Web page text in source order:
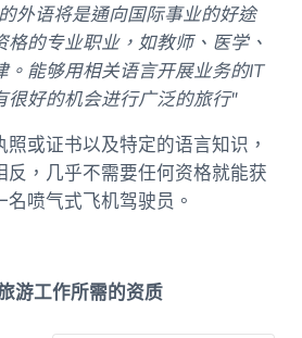
外语将是通向国际事业的好途
的专业职业，如教师、医学、
。能够用相关语言开展业务的IT
很好的机会进行广泛的旅行"
或证书以及特定的语言知识，
反，几乎不需要任何资格就能获
喷气式飞机驾驶员。
游工作所需的资质